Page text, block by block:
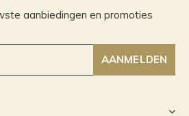
aanbiedingen en promoties
AANMELDEN